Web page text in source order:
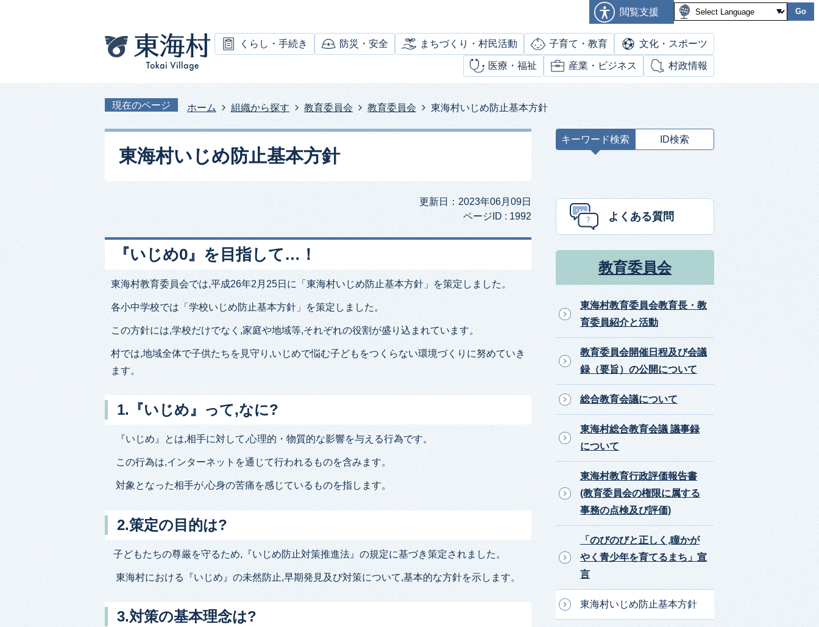
閲覧支援 Go
くらし・手続き 防災・安全 まちづくり・村民活動 子育て・教育 文化・スポーツ
医療・福祉 産業・ビジネス 村政情報
現在のページ ホーム 組織から探す 教育委員会 教育委員会 東海村いじめ防止基本方針
東海村いじめ防止基本方針
更新日：2023年06月09日
ページID : 1992
『いじめ0』を目指して…！
東海村教育委員会では,平成26年2月25日に「東海村いじめ防止基本方針」を策定しました。
各小中学校では「学校いじめ防止基本方針」を策定しました。
この方針には,学校だけでなく,家庭や地域等,それぞれの役割が盛り込まれています。
村では,地域全体で子供たちを見守り,いじめで悩む子どもをつくらない環境づくりに努めていき
ます。
1.『いじめ』って,なに?
『いじめ』とは,相手に対して,心理的・物質的な影響を与える行為です。
この行為は,インターネットを通じて行われるものを含みます。
対象となった相手が,心身の苦痛を感じているものを指します。
2.策定の目的は?
子どもたちの尊厳を守るため,『いじめ防止対策推進法』の規定に基づき策定されました。
東海村における『いじめ』の未然防止,早期発見及び対策について,基本的な方針を示します。
3.対策の基本理念は?
キーワード検索 ID検索
ー
よくある質問
教育委員会
東海村教育委員会教育長・教
育委員紹介と活動
教育委員会開催日程及び会議
録（要旨）の公開について
総合教育会議について
東海村総合教育会議 議事録
について
東海村教育行政評価報告書
(教育委員会の権限に属する
事務の点検及び評価)
「のびのびと正しく,瞳かが
やく青少年を育てるまち」宣
言
東海村いじめ防止基本方針